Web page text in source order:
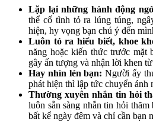
Lặp lại những hành động
thể cố tình tỏ ra lúng túng,
hiện, hy vọng bạn chú ý đến
Luôn tỏ ra hiểu biết, khoe
năng hoặc kiến thức trước mặt
gây ấn tượng và nhận lời khen
Hay nhìn lén bạn: Người ấy
phát hiện thì lập tức chuyển ánh
Thường xuyên nhắn tin hỏi
luôn sẵn sàng nhắn tin hỏi
bất kể ngày đêm và chỉ cần bạn